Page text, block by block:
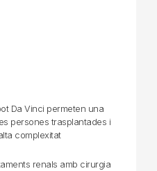
Da Vinci permeten una
persones trasplantades i
complexitat
renals amb cirurgia